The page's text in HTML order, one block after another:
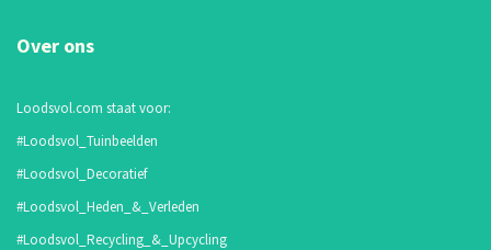
Over ons
Loodsvol.com staat voor:
#Loodsvol_Tuinbeelden
#Loodsvol_Decoratief
#Loodsvol_Heden_&_Verleden
#Loodsvol_Recycling_&_Upcycling